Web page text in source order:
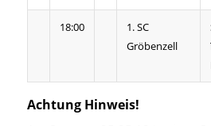
18:00
1. SC
Gröbenzell
Achtung Hinweis!